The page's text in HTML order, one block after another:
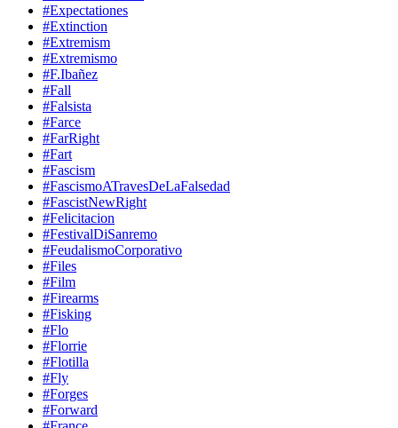
#Expectationes
#Extinction
#Extremism
#Extremismo
#F.Ibañez
#Fall
#Falsista
#Farce
#FarRight
#Fart
#Fascism
#FascismoATravesDeLaFalsedad
#FascistNewRight
#Felicitacion
#FestivalDiSanremo
#FeudalismoCorporativo
#Files
#Film
#Firearms
#Fisking
#Flo
#Florrie
#Flotilla
#Fly
#Forges
#Forward